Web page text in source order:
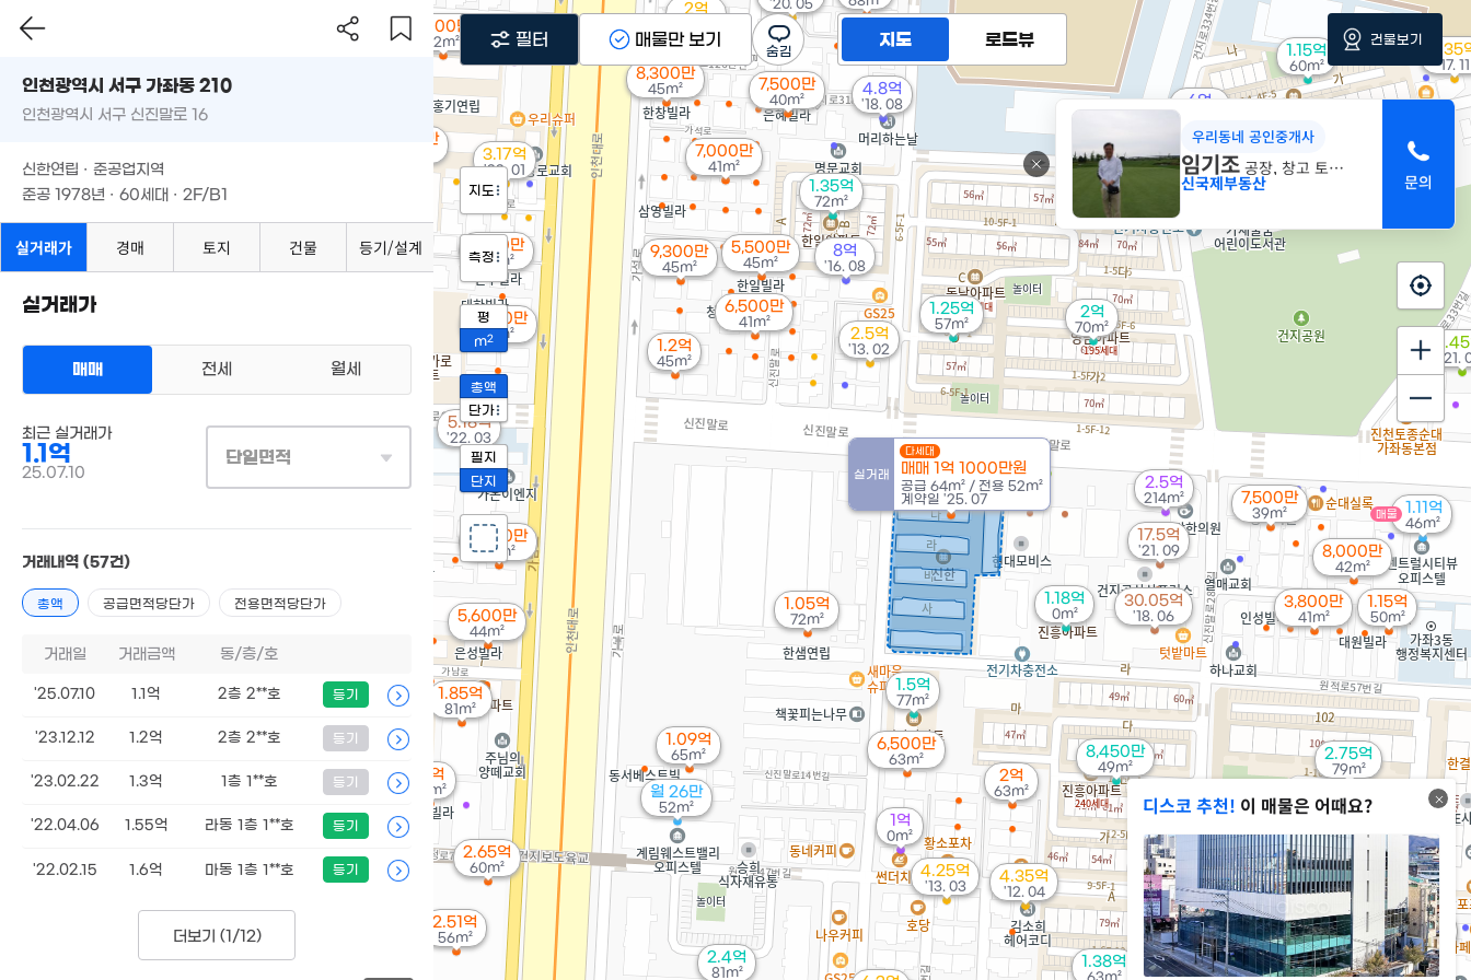
1.38억
63m²
1.11억
46m²
매물
2억
70m²
1.85억
81m²
1.18억
0m²
4,100만
25m²
2.75억
79m²
8,000만
42m²
1.1억
54m² 월 26만
52m²
2.51억
56m²
2.65억
60m²
7,000만
41m²
7,000만
41m²
7,500만
39m²
1.15억
60m²
5,600만
44m²
9,300만
45m²
3,800만
41m²
2.4억
81m²
6,800만
1.09억
65m²
1.35억
72m²
1.15억
50m²
1.25억
57m²
5,500만
45m²
7,000만
42m²
실거래
다세대
매매 1억 1000만원
공급 64m² / 전용 52m²
계약일 '25. 07
7,500만
40m²
8,300만
45m²
6,500만
41m²
1.2억
45m²
8,500만
43m²
5.18억
'22. 03
3.17억
'22. 01
17.5억
'21. 09
'21.
2억
63m²
1.5억
77m²
8,200만
42m²
2억 '20. 05
1.05억
72m²
8,450만
49m²
4.8억
'18. 08
30.05억
'18. 06
5.35
'17. 11
2.5억
214m²
1억
0m²
8억
'16. 08
6억
'16. 06
4.25억
'13. 03
2.5억
'13. 02
6,500만
63m²
4.35억
'12. 04
디스코 추천! 이 매물은 어때요?
우리동네 공인중개사
임기조 공장, 창고 토지전문
신국제부동산
지도 로드뷰
지도
측정
평
m2
총액
단가
필지
단지
필터 매물만 보기 건물보기
인천광역시 서구 가좌동 210
인천광역시 서구 신진말로 16
신한연립 · 준공업지역
준공 1978년 · 60세대 · 2F/B1
실거래가 경매 토지 건물 등기/설계
실거래가
매매 전세 월세
최근 실거래가
1.1억
25.07.10
단일면적
거래내역 (57건)
총액 공급면적당단가 전용면적당단가
거래일 거래금액 동/층/호
'25.07.10 1.1억 2층 2**호 등기
'23.12.12 1.2억 2층 2**호 등기
'23.02.22 1.3억 1층 1**호 등기
'22.04.06 1.55억 라동 1층 1**호 등기
'22.02.15 1.6억 마동 1층 1**호 등기
더보기 (1/12)